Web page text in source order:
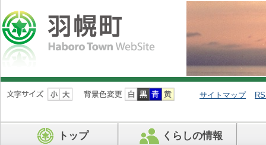
ナ
ビ
サイトマップ
トップ くらしの情報